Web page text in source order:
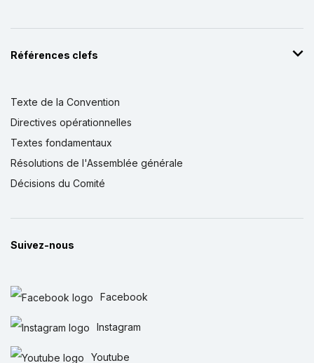
Références clefs
Texte de la Convention
Directives opérationnelles
Textes fondamentaux
Résolutions de l'Assemblée générale
Décisions du Comité
Suivez-nous
Facebook
Instagram
Youtube